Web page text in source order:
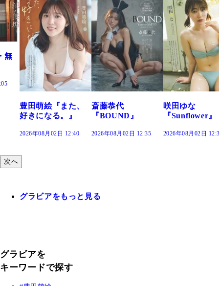
絵『また、
なる。』
08月02日 12:40
斎藤恭代
『BOUND』
2026年08月02日 12:35
『Sunflower』
2026年08月02日 12:30
だま
2026年
次へ
グラビアをもっと見る
グラビアを
キーワードで探す